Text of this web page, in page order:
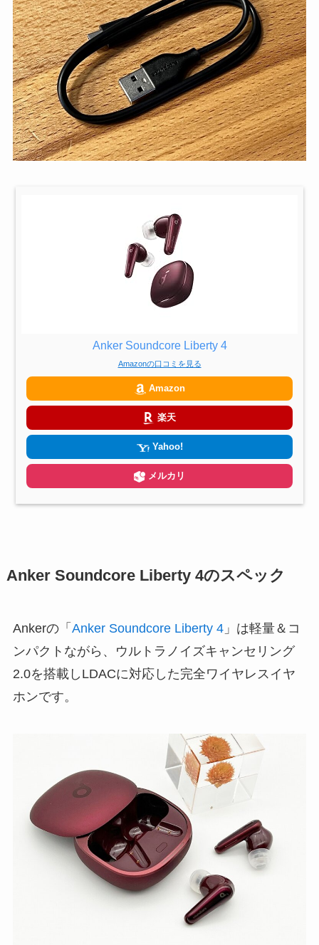
Anker Soundcore Liberty 4
Amazonの口コミを見る
Amazon
楽天
Yahoo!
メルカリ
Anker Soundcore Liberty 4のスペック
Ankerの「 Anker Soundcore Liberty 4」は軽量＆コ
ンパクトながら、ウルトラノイズキャンセリング
2.0を搭載しLDACに対応した完全ワイヤレスイヤ
ホンです。